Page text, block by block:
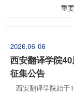
重
06
2026.06
西安翻译学院
征集公告
西安翻译学院始于